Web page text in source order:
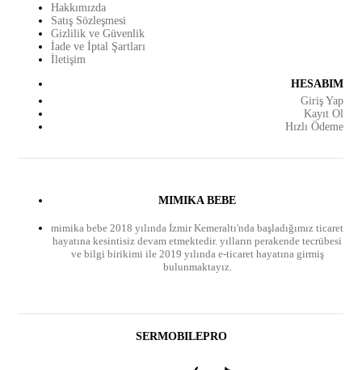
Hakkımızda
Satış Sözleşmesi
Gizlilik ve Güvenlik
İade ve İptal Şartları
İletişim
HESABIM
Giriş Yap
Kayıt Ol
Hızlı Ödeme
MIMIKA BEBE
mimika bebe 2018 yılında İzmir Kemeraltı'nda başladığımız ticaret
hayatına kesintisiz devam etmektedir. yılların perakende tecrübesi
ve bilgi birikimi ile 2019 yılında e-ticaret hayatına girmiş
bulunmaktayız.
SERMOBILEPRO